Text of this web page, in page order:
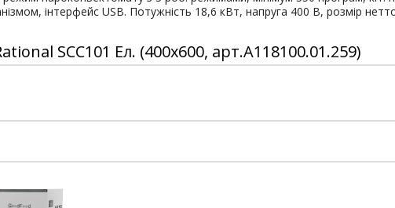
інтерфейс USB. Потужність 18,6 кВт, напруга 400 В, розмір
SCC101 Ел. (400x600, арт.A118100.01.259)